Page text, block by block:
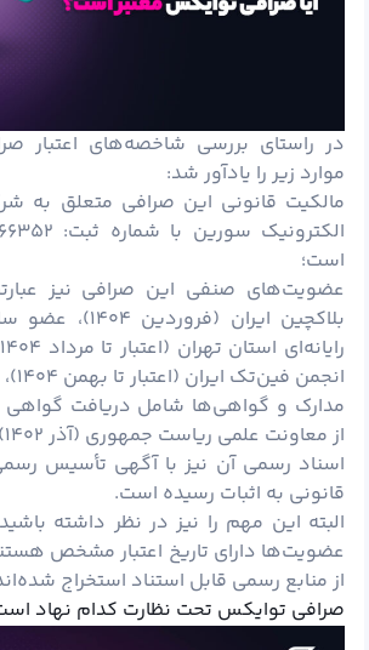
در راستای بررسی شاخصه‌های اعتبار
موارد زیر را یادآور شد:
مالکیت قانونی این صرافی متعلق به
است؛
عضویت‌های صنفی این صرافی نیز
بلاکچین ایران
انجمن فین‌تک ایران (اعتبار تا بهمن ۱۴۰۴)،
مدارک و گواهی‌ها شامل دریافت
از معاونت علمی ریاست جمهوری (آذر ۱۴۰۲) می‌شود؛
اسناد رسمی آن نیز با آگهی تأسیس
قانونی به اثبات رسیده است.
البته این مهم را نیز در نظر داشته
عضویت‌ها دارای تاریخ اعتبار مشخص
از منابع رسمی قابل استناد استخراج
صرافی توایکس تحت نظارت کدام نهاد